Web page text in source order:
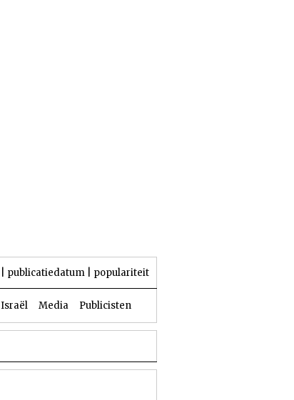
publicatiedatum populariteit
Israël Media Publicisten